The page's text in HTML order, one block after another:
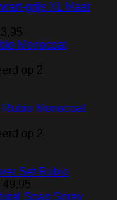
grijs XL Maat
Monocoat
op 2
Rubio Monocoat
op 2
Rubio
49,95